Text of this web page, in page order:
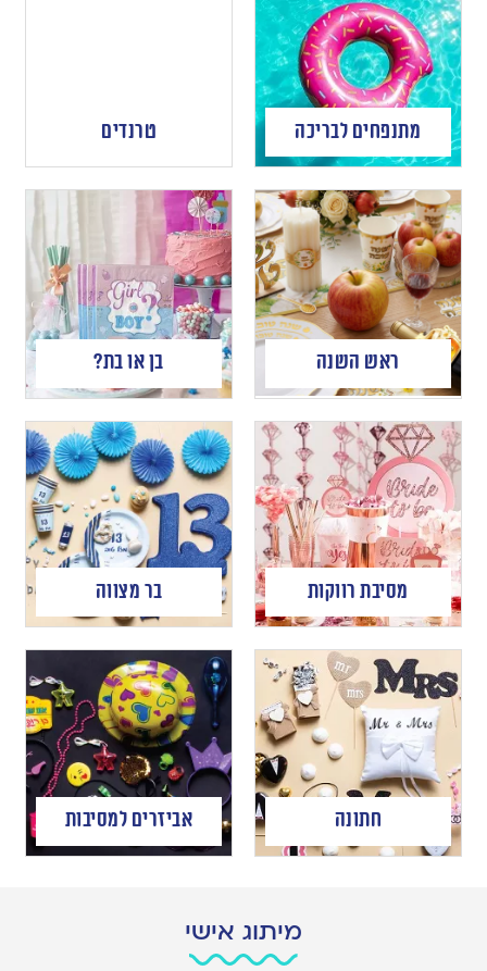
מתנפחים לבריכה טרנדים
ראש השנה בן או בת?
מסיבת רווקות בר מצווה
חתונה אביזרים למסיבות
מיתוג אישי